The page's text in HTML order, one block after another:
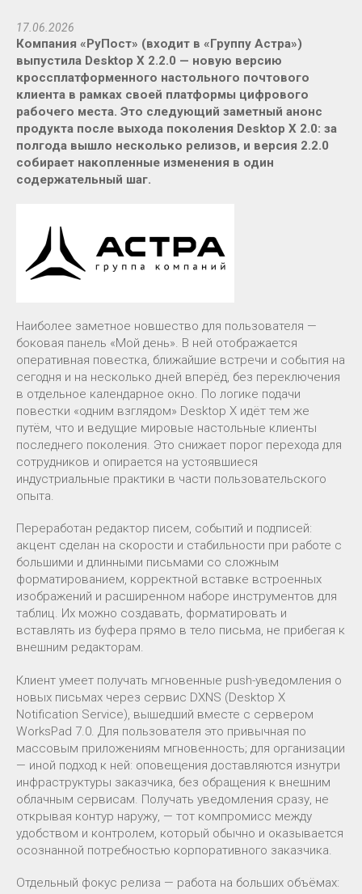
17.06.2026
Компания «РуПост» (входит в «Группу Астра»)
выпустила Desktop X 2.2.0 — новую версию
кроссплатформенного настольного почтового
клиента в рамках своей платформы цифрового
рабочего места. Это следующий заметный анонс
продукта после выхода поколения Desktop X 2.0: за
полгода вышло несколько релизов, и версия 2.2.0
собирает накопленные изменения в один
содержательный шаг.
Наиболее заметное новшество для пользователя —
боковая панель «Мой день». В ней отображается
оперативная повестка, ближайшие встречи и события на
сегодня и на несколько дней вперёд, без переключения
в отдельное календарное окно. По логике подачи
повестки «одним взглядом» Desktop X идёт тем же
путём, что и ведущие мировые настольные клиенты
последнего поколения. Это снижает порог перехода для
сотрудников и опирается на устоявшиеся
индустриальные практики в части пользовательского
опыта.
Переработан редактор писем, событий и подписей:
акцент сделан на скорости и стабильности при работе с
большими и длинными письмами со сложным
форматированием, корректной вставке встроенных
изображений и расширенном наборе инструментов для
таблиц. Их можно создавать, форматировать и
вставлять из буфера прямо в тело письма, не прибегая к
внешним редакторам.
Клиент умеет получать мгновенные push-уведомления о
новых письмах через сервис DXNS (Desktop X
Notification Service), вышедший вместе с сервером
WorksPad 7.0. Для пользователя это привычная по
массовым приложениям мгновенность; для организации
— иной подход к ней: оповещения доставляются изнутри
инфраструктуры заказчика, без обращения к внешним
облачным сервисам. Получать уведомления сразу, не
открывая контур наружу, — тот компромисс между
удобством и контролем, который обычно и оказывается
осознанной потребностью корпоративного заказчика.
Отдельный фокус релиза — работа на больших объёмах: